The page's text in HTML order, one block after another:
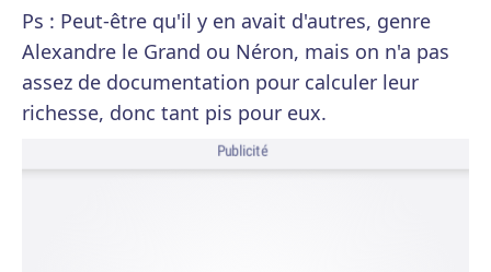
Ps : Peut-être qu'il y en avait d'autres, genre
Alexandre le Grand ou Néron, mais on n'a pas
assez de documentation pour calculer leur
richesse, donc tant pis pour eux.
Publicité